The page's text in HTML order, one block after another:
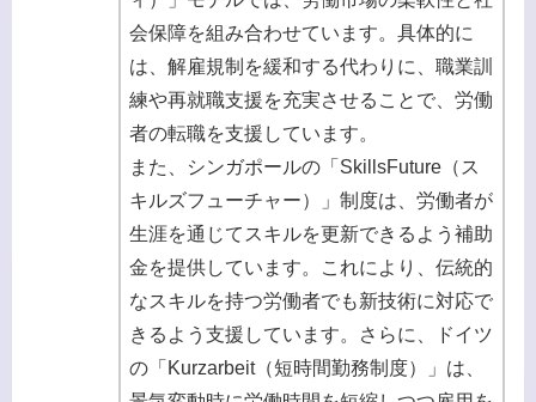
会保障を組み合わせています。具体的に
は、解雇規制を緩和する代わりに、職業訓
練や再就職支援を充実させることで、労働
者の転職を支援しています。
また、シンガポールの「SkillsFuture（ス
キルズフューチャー）」制度は、労働者が
生涯を通じてスキルを更新できるよう補助
金を提供しています。これにより、伝統的
なスキルを持つ労働者でも新技術に対応で
きるよう支援しています。さらに、ドイツ
の「Kurzarbeit（短時間勤務制度）」は、